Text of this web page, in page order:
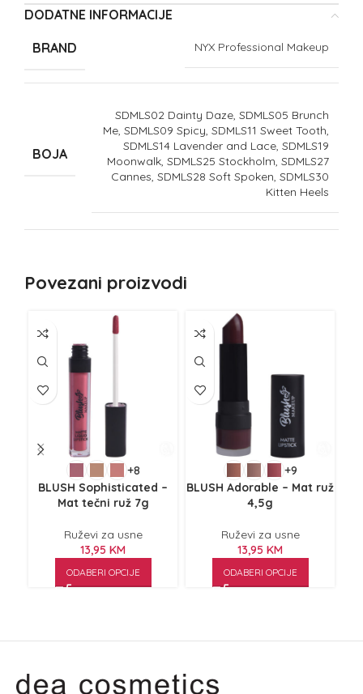
DODATNE INFORMACIJE
BRAND NYX Professional Makeup
BOJA
SDMLS02 Dainty Daze, SDMLS05 Brunch
Me, SDMLS09 Spicy, SDMLS11 Sweet Tooth,
SDMLS14 Lavender and Lace, SDMLS19
Moonwalk, SDMLS25 Stockholm, SDMLS27
Cannes, SDMLS28 Soft Spoken, SDMLS30
Kitten Heels
Povezani proizvodi
+8
BLUSH Sophisticated –
Mat tečni ruž 7g
Ruževi za usne
13,95 KM
ODABERI OPCIJE
+9
BLUSH Adorable – Mat ruž
4,5g
Ruževi za usne
13,95 KM
ODABERI OPCIJE